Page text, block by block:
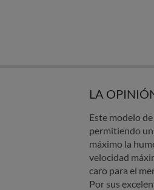
LA
Este modelo
permitiendo
máximo la
velocidad
caro para el
Por sus